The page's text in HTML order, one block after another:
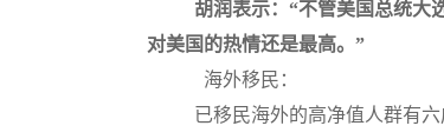
胡润表示：“不管美国总统大
对美国的热情还是最高。”
海外移民：
已移民海外的高净值人群有